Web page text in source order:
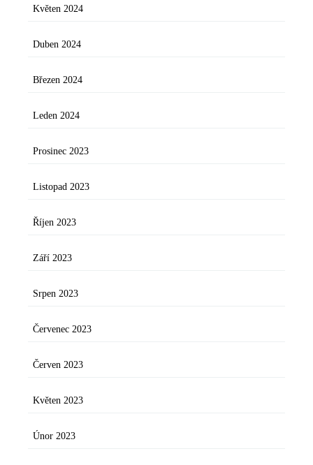
Květen 2024
Duben 2024
Březen 2024
Leden 2024
Prosinec 2023
Listopad 2023
Říjen 2023
Září 2023
Srpen 2023
Červenec 2023
Červen 2023
Květen 2023
Únor 2023